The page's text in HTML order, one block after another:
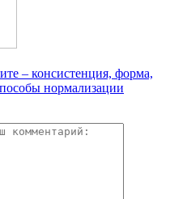
– консистенция, форма,
нормализации